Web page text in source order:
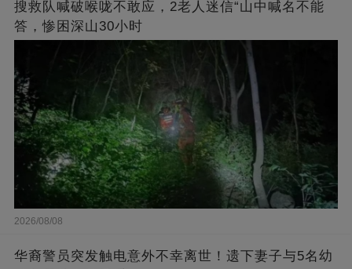
搜救队喊破喉咙不敢应，2老人迷信“山中喊名不能
答，惨困深山30小时
2026/08/08
华裔警员突发触电意外不幸离世！遗下妻子与5名幼